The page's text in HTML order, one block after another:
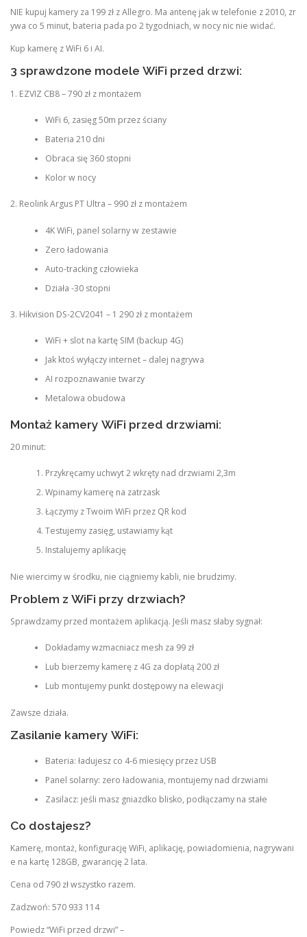
NIE kupuj kamery za 199 zł z Allegro. Ma antenę jak w telefonie z 2010, zr
ywa co 5 minut, bateria pada po 2 tygodniach, w nocy nic nie widać.
Kup kamerę z WiFi 6 i AI.
3 sprawdzone modele WiFi przed drzwi:
1. EZVIZ CB8 – 790 zł z montażem
WiFi 6, zasięg 50m przez ściany
Bateria 210 dni
Obraca się 360 stopni
Kolor w nocy
2. Reolink Argus PT Ultra – 990 zł z montażem
4K WiFi, panel solarny w zestawie
Zero ładowania
Auto-tracking człowieka
Działa -30 stopni
3. Hikvision DS-2CV2041 – 1 290 zł z montażem
WiFi + slot na kartę SIM (backup 4G)
Jak ktoś wyłączy internet – dalej nagrywa
AI rozpoznawanie twarzy
Metalowa obudowa
Montaż kamery WiFi przed drzwiami:
20 minut:
Przykręcamy uchwyt 2 wkręty nad drzwiami 2,3m
Wpinamy kamerę na zatrzask
Łączymy z Twoim WiFi przez QR kod
Testujemy zasięg, ustawiamy kąt
Instalujemy aplikację
Nie wiercimy w środku, nie ciągniemy kabli, nie brudzimy.
Problem z WiFi przy drzwiach?
Sprawdzamy przed montażem aplikacją. Jeśli masz słaby sygnał:
Dokładamy wzmacniacz mesh za 99 zł
Lub bierzemy kamerę z 4G za dopłatą 200 zł
Lub montujemy punkt dostępowy na elewacji
Zawsze działa.
Zasilanie kamery WiFi:
Bateria: ładujesz co 4-6 miesięcy przez USB
Panel solarny: zero ładowania, montujemy nad drzwiami
Zasilacz: jeśli masz gniazdko blisko, podłączamy na stałe
Co dostajesz?
Kamerę, montaż, konfigurację WiFi, aplikację, powiadomienia, nagrywani
e na kartę 128GB, gwarancję 2 lata.
Cena od 790 zł wszystko razem.
Zadzwoń: 570 933 114
Powiedz “WiFi przed drzwi” –